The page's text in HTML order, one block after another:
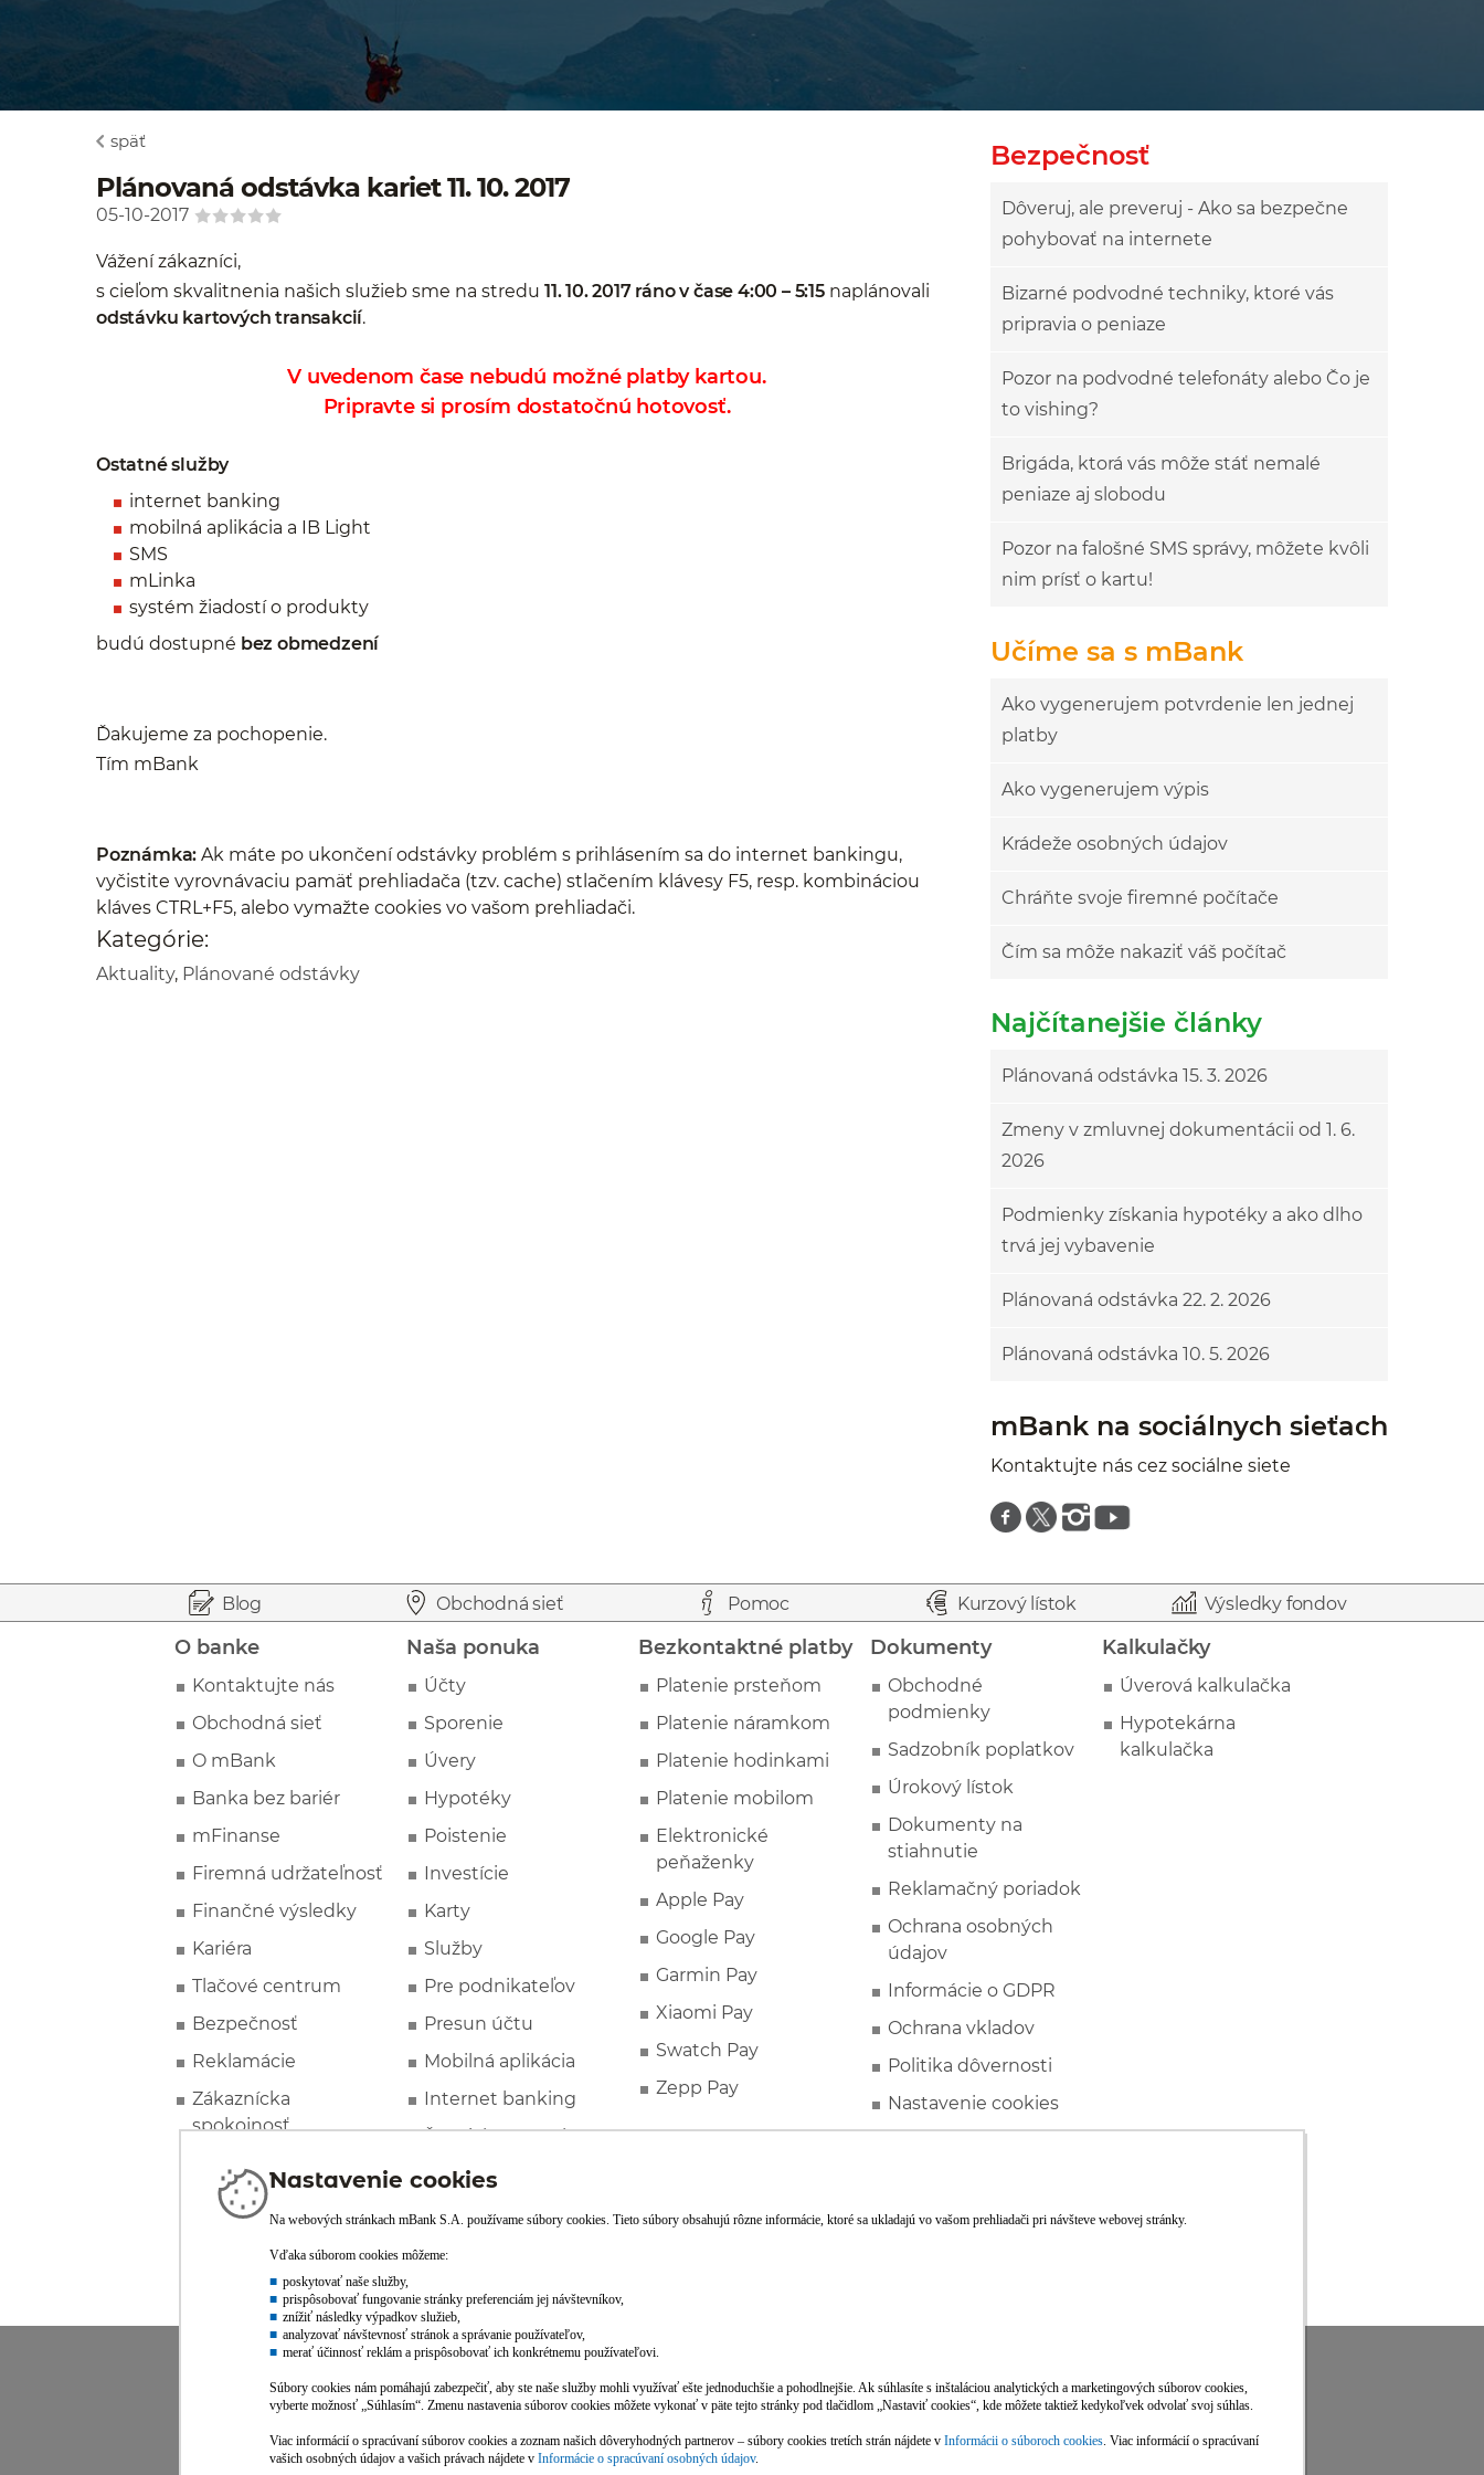
späť
Plánovaná odstávka kariet 11. 10. 2017
05-10-2017
Vážení zákazníci,
s cieľom skvalitnenia našich služieb sme na stredu 11. 10. 2017 ráno v čase 4:00 – 5:15naplánovali
odstávku kartových transakcií.
V uvedenom čase nebudú možné platby kartou.
Pripravte si prosím dostatočnú hotovosť.
Ostatné služby
internet banking
mobilná aplikácia a IB Light
SMS
mLinka
systém žiadostí o produkty
budú dostupné bez obmedzení
Ďakujeme za pochopenie.
Tím mBank
Poznámka: Ak máte po ukončení odstávky problém s prihlásením sa do internet bankingu,
vyčistite vyrovnávaciu pamäť prehliadača (tzv. cache) stlačením klávesy F5, resp. kombináciou
kláves CTRL+F5, alebo vymažte cookies vo vašom prehliadači.
Kategórie:
Aktuality, Plánované odstávky
Bezpečnosť
Dôveruj, ale preveruj - Ako sa bezpečne
pohybovať na internete
Bizarné podvodné techniky, ktoré vás
pripravia o peniaze
Pozor na podvodné telefonáty alebo Čo je
to vishing?
Brigáda, ktorá vás môže stáť nemalé
peniaze aj slobodu
Pozor na falošné SMS správy, môžete kvôli
nim prísť o kartu!
Učíme sa s mBank
Ako vygenerujem potvrdenie len jednej
platby
Ako vygenerujem výpis
Krádeže osobných údajov
Chráňte svoje firemné počítače
Čím sa môže nakaziť váš počítač
Najčítanejšie články
Plánovaná odstávka 15. 3. 2026
Zmeny v zmluvnej dokumentácii od 1. 6.
2026
Podmienky získania hypotéky a ako dlho
trvá jej vybavenie
Plánovaná odstávka 22. 2. 2026
Plánovaná odstávka 10. 5. 2026
mBank na sociálnych sieťach
Kontaktujte nás cez sociálne siete
Znajdź nas na facebooku
Znajdź nas na twitterze
Znajdź nas na instagramie
Znajdź nas na youtube
Blog Obchodná sieť Pomoc Kurzový lístok Výsledky fondov
O banke
Kontaktujte nás
Obchodná sieť
O mBank
Banka bez bariér
mFinanse
Firemná udržateľnosť
Finančné výsledky
Kariéra
Tlačové centrum
Bezpečnosť
Reklamácie
Zákaznícka
spokojnosť
Naša ponuka
Účty
Sporenie
Úvery
Hypotéky
Poistenie
Investície
Karty
Služby
Pre podnikateľov
Presun účtu
Mobilná aplikácia
Internet banking
Špeciálne ponuky
Bezkontaktné platby
Platenie prsteňom
Platenie náramkom
Platenie hodinkami
Platenie mobilom
Elektronické
peňaženky
Apple Pay
Google Pay
Garmin Pay
Xiaomi Pay
Swatch Pay
Zepp Pay
Dokumenty
Obchodné
podmienky
Sadzobník poplatkov
Úrokový lístok
Dokumenty na
stiahnutie
Reklamačný poriadok
Ochrana osobných
údajov
Informácie o GDPR
Ochrana vkladov
Politika dôvernosti
Nastavenie cookies
Kalkulačky
Úverová kalkulačka
Hypotekárna
kalkulačka
Viac informácií